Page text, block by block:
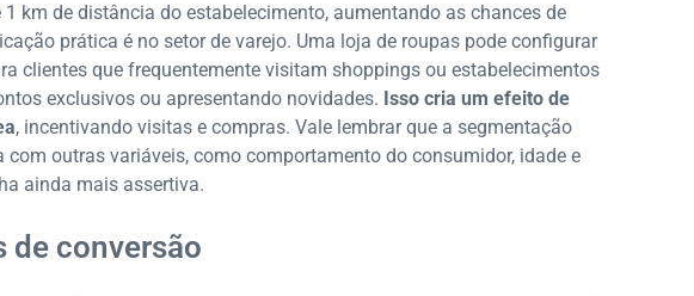
km de distância do estabelecimento, aumentando as chances de
prática é no setor de varejo. Uma loja de roupas pode configurar
clientes que frequentemente visitam shoppings ou estabelecimentos
exclusivos ou apresentando novidades. Isso cria um efeito de
, incentivando visitas e compras. Vale lembrar que a segmentação
outras variáveis, como comportamento do consumidor, idade e
ainda mais assertiva.
de conversão